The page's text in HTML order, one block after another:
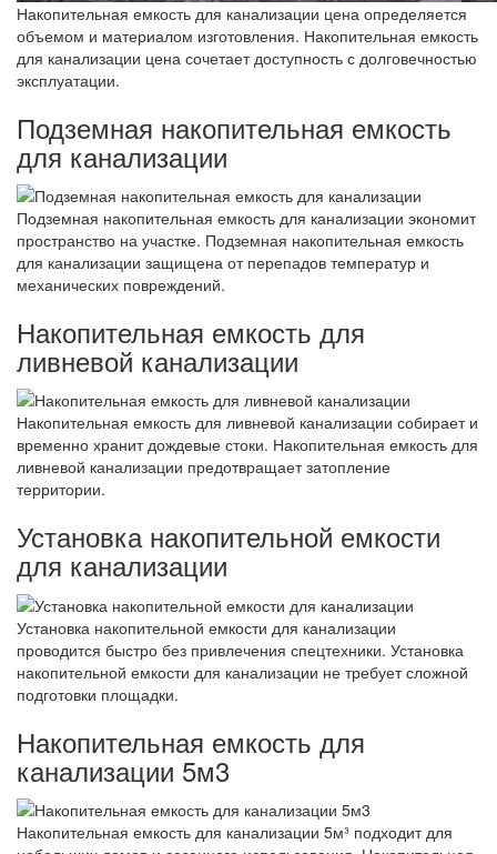
Накопительная емкость для канализации цена определяется
объемом и материалом изготовления. Накопительная емкость
для канализации цена сочетает доступность с долговечностью
эксплуатации.
Подземная накопительная емкость
для канализации
Подземная накопительная емкость для канализации экономит
пространство на участке. Подземная накопительная емкость
для канализации защищена от перепадов температур и
механических повреждений.
Накопительная емкость для
ливневой канализации
Накопительная емкость для ливневой канализации собирает и
временно хранит дождевые стоки. Накопительная емкость для
ливневой канализации предотвращает затопление
территории.
Установка накопительной емкости
для канализации
Установка накопительной емкости для канализации
проводится быстро без привлечения спецтехники. Установка
накопительной емкости для канализации не требует сложной
подготовки площадки.
Накопительная емкость для
канализации 5м3
Накопительная емкость для канализации 5м³ подходит для